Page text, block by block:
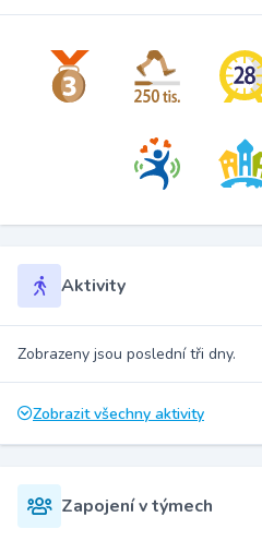
Aktivity
Zobrazeny jsou poslední tři dny.
Zobrazit všechny aktivity
Zapojení v týmech